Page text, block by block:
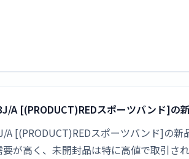
[(PRODUCT)REDスポーツバンド]の
[(PRODUCT)REDスポーツバンド]の
が高く、未開封品は特に高値で取引さ